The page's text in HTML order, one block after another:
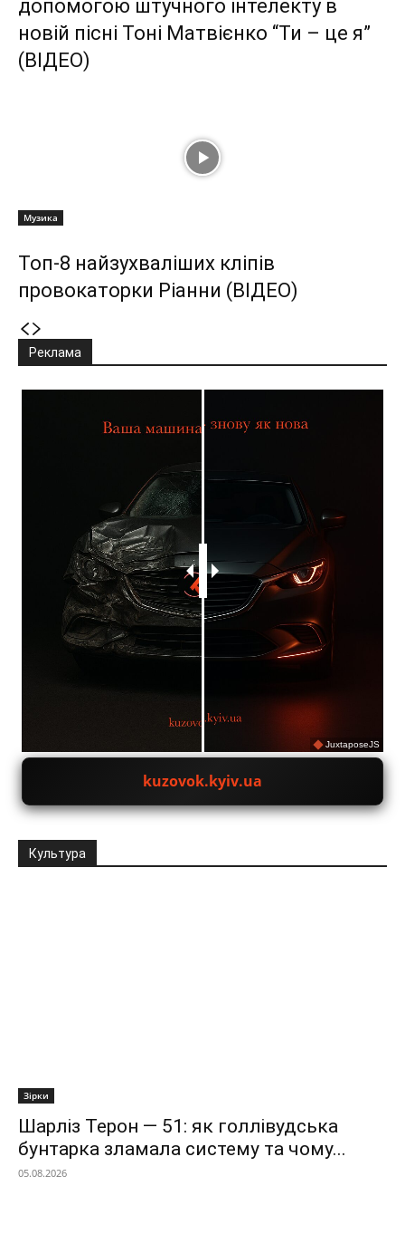
допомогою штучного інтелекту в
новій пісні Тоні Матвієнко “Ти – це я”
(ВІДЕО)
Музика
Топ-8 найзухваліших кліпів
провокаторки Ріанни (ВІДЕО)
Реклама
JuxtaposeJS
kuzovok.kyiv.ua
Культура
Зірки
Шарліз Терон — 51: як голлівудська
бунтарка зламала систему та чому...
05.08.2026